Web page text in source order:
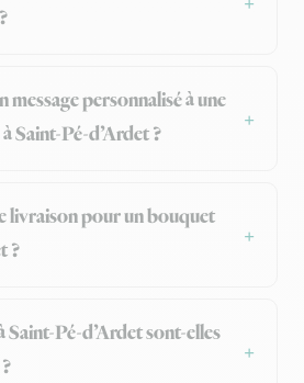
personnalisé à une
Saint-Pé-d’Ardet ?
livraison pour un bouquet
?
Saint-Pé-d’Ardet sont-elles